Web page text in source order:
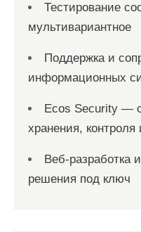
Тестирование
мультивариантное
Поддержка и
информационных
Ecos Security —
хранения,
Веб-разработка
решения под ключ